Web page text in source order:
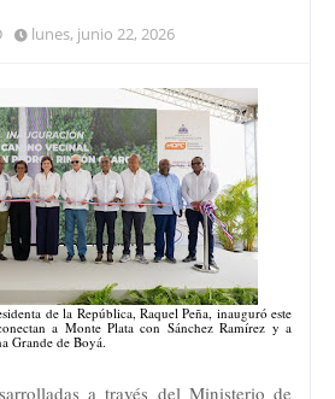
lunes, junio 22, 2026
de la República, Raquel Peña, inauguró este
a Monte Plata con Sánchez Ramírez y a
Grande de Boyá.
a través del Ministerio de